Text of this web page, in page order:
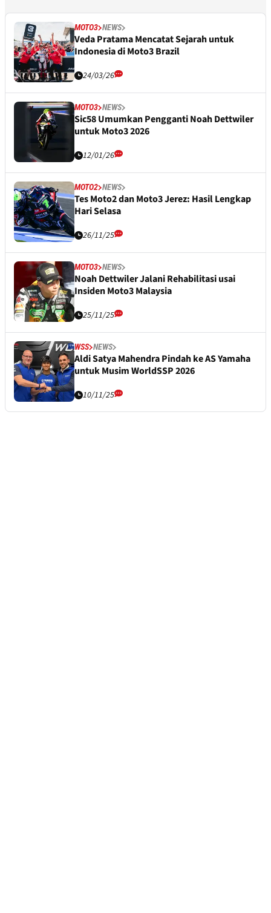
MOTO3 NEWS
Veda Pratama Mencatat Sejarah untuk
Indonesia di Moto3 Brazil
24/03/26
MOTO3 NEWS
Sic58 Umumkan Pengganti Noah Dettwiler
untuk Moto3 2026
12/01/26
MOTO2 NEWS
Tes Moto2 dan Moto3 Jerez: Hasil Lengkap
Hari Selasa
26/11/25
MOTO3 NEWS
Noah Dettwiler Jalani Rehabilitasi usai
Insiden Moto3 Malaysia
25/11/25
WSS NEWS
Aldi Satya Mahendra Pindah ke AS Yamaha
untuk Musim WorldSSP 2026
10/11/25